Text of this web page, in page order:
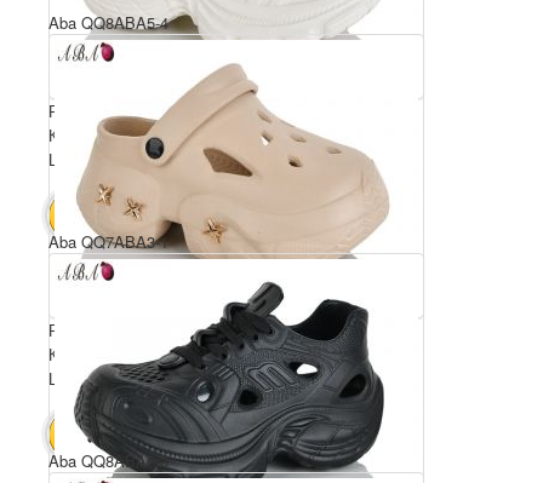
Розмірний ряд: 36-41
Комплектація ящика: 6
Ціна за пару: 350 грн.
В КОШИК 2100 грн.
Aba QQ8ABA5-4
Розмірний ряд: 36-41
Комплектація ящика: 6
Ціна за пару: 350 грн.
В КОШИК 2100 грн.
Aba QQ7ABA3-1
Aba QQ8ABA5-3